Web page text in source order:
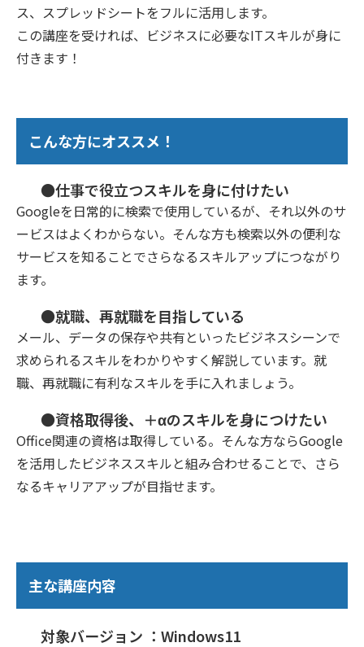
ス、スプレッドシートをフルに活用します。
この講座を受ければ、ビジネスに必要なITスキルが身に
付きます！
こんな方にオススメ！
●仕事で役立つスキルを身に付けたい
Googleを日常的に検索で使用しているが、それ以外のサ
ービスはよくわからない。そんな方も検索以外の便利な
サービスを知ることでさらなるスキルアップにつながり
ます。
●就職、再就職を目指している
メール、データの保存や共有といったビジネスシーンで
求められるスキルをわかりやすく解説しています。就
職、再就職に有利なスキルを手に入れましょう。
●資格取得後、＋αのスキルを身につけたい
Office関連の資格は取得している。そんな方ならGoogle
を活用したビジネススキルと組み合わせることで、さら
なるキャリアアップが目指せます。
主な講座内容
対象バージョン ：Windows11